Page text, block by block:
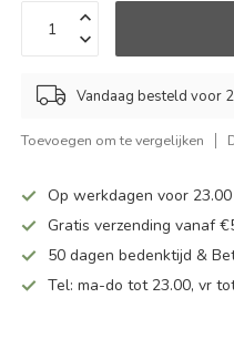
Vandaag besteld voor
Toevoegen om te vergelijken
Op werkdagen voor
Gratis verzending vanaf
50 dagen bedenktijd &
Tel: ma-do tot 23.00, vr